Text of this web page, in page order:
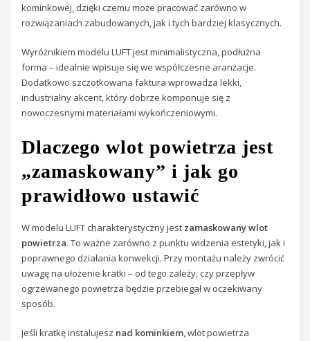
kominkowej, dzięki czemu może pracować zarówno w
rozwiązaniach zabudowanych, jak i tych bardziej klasycznych.
Wyróżnikiem modelu LUFT jest minimalistyczna, podłużna
forma – idealnie wpisuje się we współczesne aranżacje.
Dodatkowo szczotkowana faktura wprowadza lekki,
industrialny akcent, który dobrze komponuje się z
nowoczesnymi materiałami wykończeniowymi.
Dlaczego wlot powietrza jest
„zamaskowany” i jak go
prawidłowo ustawić
W modelu LUFT charakterystyczny jest zamaskowany wlot
powietrza. To ważne zarówno z punktu widzenia estetyki, jak i
poprawnego działania konwekcji. Przy montażu należy zwrócić
uwagę na ułożenie kratki – od tego zależy, czy przepływ
ogrzewanego powietrza będzie przebiegał w oczekiwany
sposób.
Jeśli kratkę instalujesz nad kominkiem, wlot powietrza